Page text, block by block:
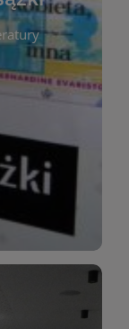
dla
się
się
tytułach z
to